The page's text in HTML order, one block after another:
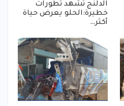
الدلنج تشهد تطورات
خطيرة:الحلو يعرض حياة
أكثر…